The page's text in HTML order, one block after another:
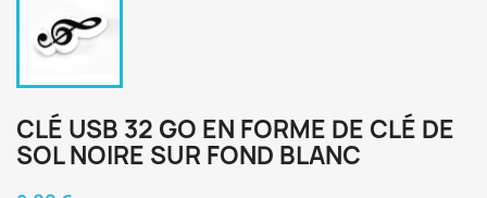
CLÉ USB 32 GO EN FORME DE CLÉ DE
SOL NOIRE SUR FOND BLANC